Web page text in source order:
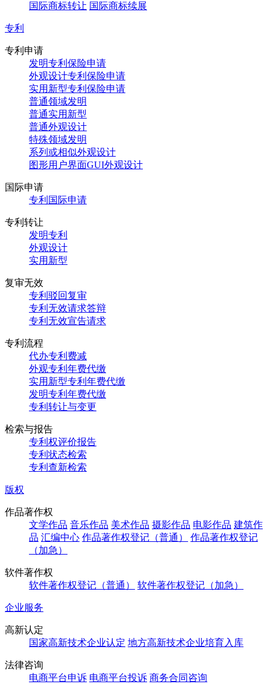
国际商标转让 国际商标续展
专利
专利申请
发明专利保险申请
外观设计专利保险申请
实用新型专利保险申请
普通领域发明
普通实用新型
普通外观设计
特殊领域发明
系列或相似外观设计
图形用户界面GUI外观设计
国际申请
专利国际申请
专利转让
发明专利
外观设计
实用新型
复审无效
专利驳回复审
专利无效请求答辩
专利无效宣告请求
专利流程
代办专利费减
外观专利年费代缴
实用新型专利年费代缴
发明专利年费代缴
专利转让与变更
检索与报告
专利权评价报告
专利状态检索
专利查新检索
版权
作品著作权
文学作品 音乐作品 美术作品 摄影作品 电影作品 建筑作
品 汇编中心 作品著作权登记（普通）
作品著作权登记
（加急）
软件著作权
软件著作权登记（普通）
软件著作权登记（加急）
企业服务
高新认定
国家高新技术企业认定 地方高新技术企业培育入库
法律咨询
电商平台申诉 电商平台投诉 商务合同咨询